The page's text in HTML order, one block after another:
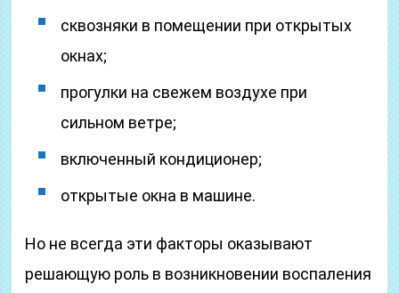
сквозняки в помещении при открытых
окнах;
прогулки на свежем воздухе при
сильном ветре;
включенный кондиционер;
открытые окна в машине.
Но не всегда эти факторы оказывают
решающую роль в возникновении воспаления